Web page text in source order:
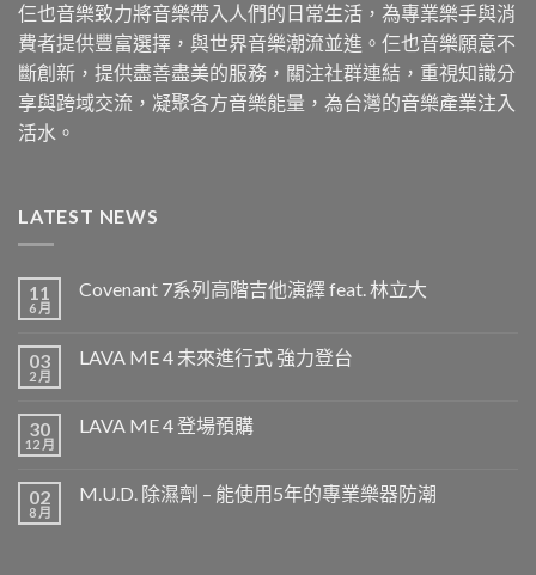
仨也音樂致力將音樂帶入人們的日常生活，為專業樂手與消
費者提供豐富選擇，與世界音樂潮流並進。仨也音樂願意不
斷創新，提供盡善盡美的服務，關注社群連結，重視知識分
享與跨域交流，凝聚各方音樂能量，為台灣的音樂產業注入
活水。
LATEST NEWS
11
6 月
Covenant 7系列高階吉他演繹 feat. 林立大
03
2 月
LAVA ME 4 未來進行式 強力登台
30
12 月
LAVA ME 4 登場預購
02
8 月
M.U.D. 除濕劑 – 能使用5年的專業樂器防潮